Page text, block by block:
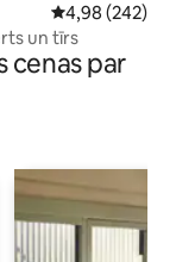
Vidējais
4,98 (242)
un tīrs
cenas par